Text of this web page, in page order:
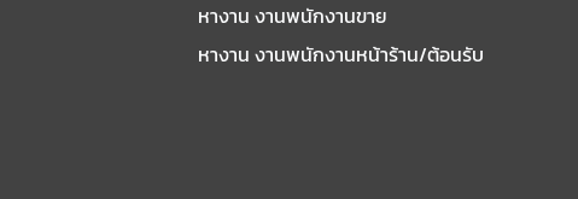
หางาน งานพนักงานขาย
หางาน งานพนักงานหน้าร้าน/ต้อนรับ